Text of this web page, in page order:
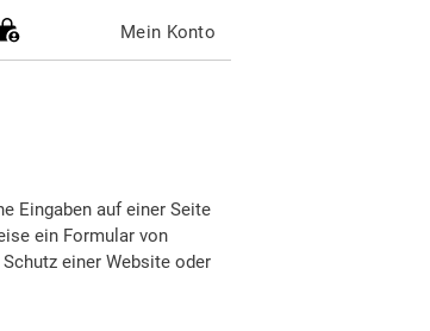
Mein Konto
Eingaben auf einer Seite
ein Formular von
einer Website oder